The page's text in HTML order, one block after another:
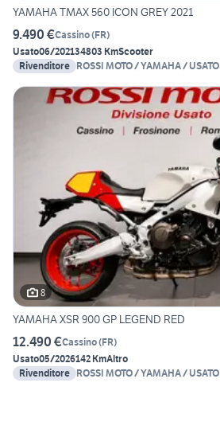
YAMAHA TMAX 560 ICON GREY 2021
9.490 €Cassino(FR)
Usato06/202134803 KmScooter
Rivenditore ROSSI MOTO / YAMAHA / USATO
8
YAMAHA XSR 900 GP LEGEND RED
12.490 €Cassino(FR)
Usato05/2026142 KmAltro
Rivenditore ROSSI MOTO / YAMAHA / USATO